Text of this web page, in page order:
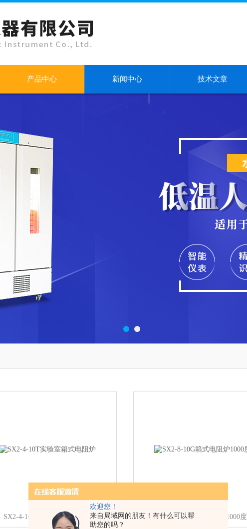
欢迎您！
来自局域网的朋友！有什么可以帮
助您的吗？
产品中心 新闻中心 技术文章
SX2-4-10T实验室箱式电阻炉 SX2-8-10G箱式电阻炉1000度